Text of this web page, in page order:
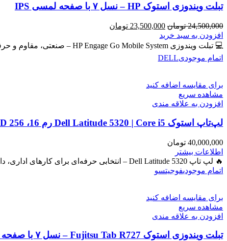
تبلت ویندوزی استوک HP – نسل ۷ با صفحه لمسی IPS
24,500,000 تومان قیمت
اصلی
24,500,000 تومان
بود.
23,500,000 تومان
23,500,000 تومان
افزودن به سبد خرید
💻 تبلت ویندوزی HP Engage Go Mobile System – صنعتی، مقاوم و حرفه‌ای برای امور روزمره و دانشجویی و فروشگاهی
اتمام موجودیDELL
برای مقایسه اضافه کنید
مشاهده سریع
افزودن به علاقه مندی
لپ‌تاپ استوک Dell Latitude 5320 | Core i5 رم 16، SSD 256، گرافیک Iris
40,000,000 تومان
اطلاعات بیشتر
🔥 لپ تاپ Dell Latitude 5320 – انتخابی حرفه‌ای برای کارهای اداری، دانشجویی و برنامه‌نویسی 🔖 کد محصول: #41050 بررسی
اتمام موجودیفوجیتسو
برای مقایسه اضافه کنید
مشاهده سریع
افزودن به علاقه مندی
تبلت ویندوزی استوک Fujitsu Tab R727 – نسل ۷ با صفحه لمسی IPS